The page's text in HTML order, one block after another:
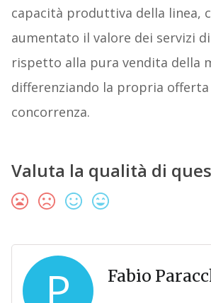
capacità produttiva della linea,
aumentato il valore dei servizi
rispetto alla pura vendita della
differenziando la propria
concorrenza.
Valuta la qualità di
P Fabio